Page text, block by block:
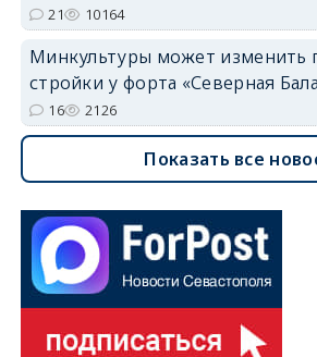
21 10164
Минкультуры может изменить
стройки у форта «Северная
16 2126
Показать все